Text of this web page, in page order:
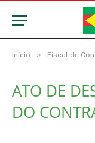
Início » Fiscal de
ATO DE
DO